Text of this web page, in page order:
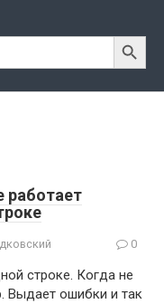
Search Button
работает
0
строке. Когда не
Выдает ошибки и так